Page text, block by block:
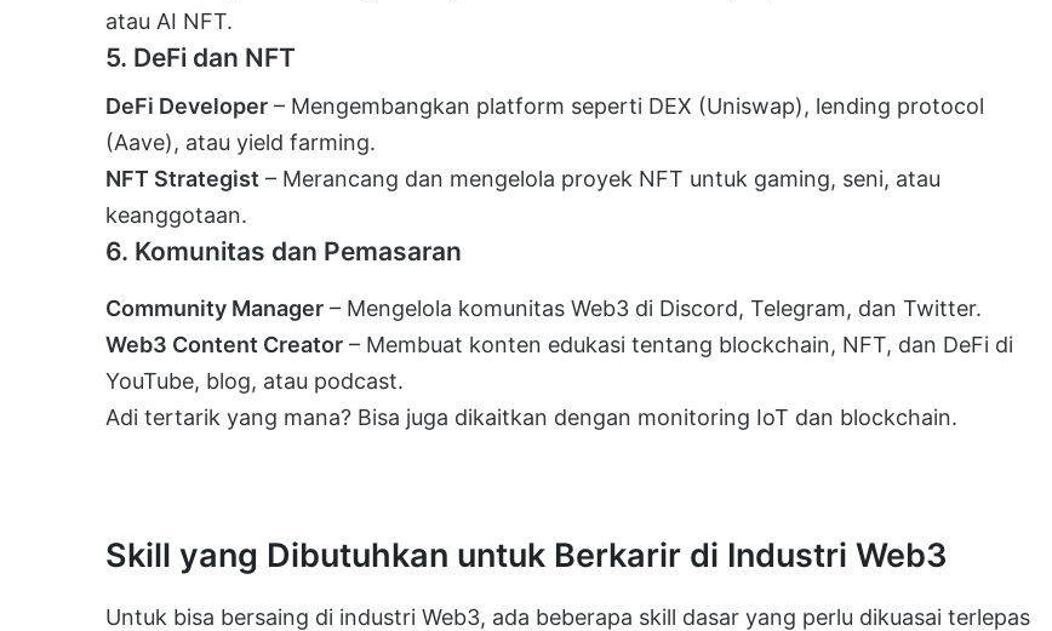
atau AI NFT.
5. DeFi dan NFT
DeFi Developer – Mengembangkan platform seperti DEX (Uniswap), lending protocol
(Aave), atau yield farming.
NFT Strategist – Merancang dan mengelola proyek NFT untuk gaming, seni, atau
keanggotaan.
6. Komunitas dan Pemasaran
Community Manager – Mengelola komunitas Web3 di Discord, Telegram, dan Twitter.
Web3 Content Creator – Membuat konten edukasi tentang blockchain, NFT, dan DeFi di
YouTube, blog, atau podcast.
Adi tertarik yang mana? Bisa juga dikaitkan dengan monitoring IoT dan blockchain.
Skill yang Dibutuhkan untuk Berkarir di Industri Web3
Untuk bisa bersaing di industri Web3, ada beberapa skill dasar yang perlu dikuasai terlepas